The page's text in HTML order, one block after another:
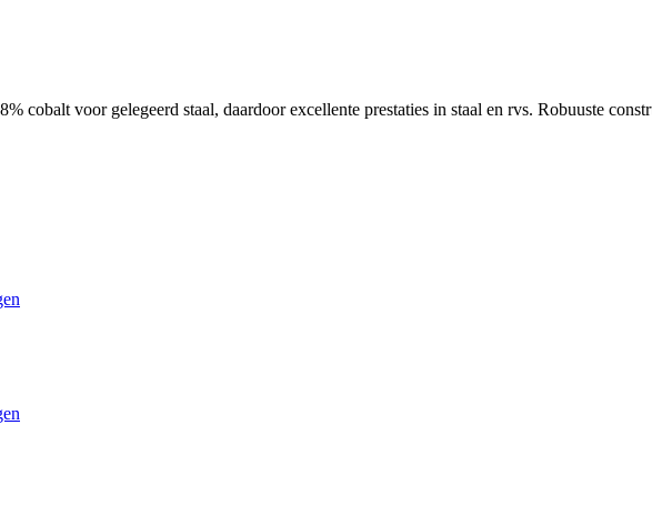
cobalt voor gelegeerd staal, daardoor excellente prestaties in staal en rvs. Robuuste